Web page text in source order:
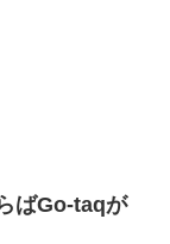
ばGo-taqが